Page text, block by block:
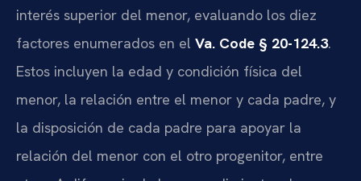
interés superior del menor, evaluando los diez
factores enumerados en el Va. Code § 20-124.3.
Estos incluyen la edad y condición física del
menor, la relación entre el menor y cada padre, y
la disposición de cada padre para apoyar la
relación del menor con el otro progenitor, entre